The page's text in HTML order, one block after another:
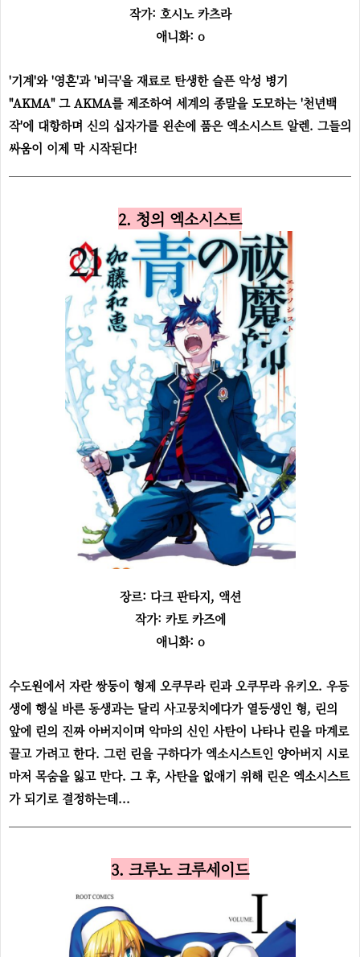
작가: 호시노 카츠라
애니화: o
'기계'와 '영혼'과 '비극'을 재료로 탄생한 슬픈 악성 병기
"AKMA"그 AKMA를 제조하여 세계의 종말을 도모하는 '천년백
작'에 대항하며 신의 십자가를 왼손에 품은 엑소시스트 알렌. 그들의
싸움이 이제 막 시작된다!
2. 청의 엑소시스트
장르: 다크 판타지, 액션
작가: 카토 카즈에
애니화: o
수도원에서 자란 쌍둥이 형제 오쿠무라 린과 오쿠무라 유키오. 우등
생에 행실 바른 동생과는 달리 사고뭉치에다가 열등생인 형, 린의
앞에 린의 진짜 아버지이며 악마의 신인 사탄이 나타나 린을 마계로
끌고 가려고 한다. 그런 린을 구하다가 엑소시스트인 양아버지 시로
마저 목숨을 잃고 만다. 그 후, 사탄을 없애기 위해 린은 엑소시스트
가 되기로 결정하는데...
3. 크루노 크루세이드